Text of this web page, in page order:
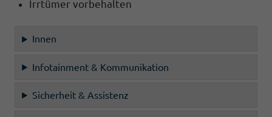
Irrtümer vorbehalten
Innen
Infotainment & Kommunikation
Sicherheit & Assistenz